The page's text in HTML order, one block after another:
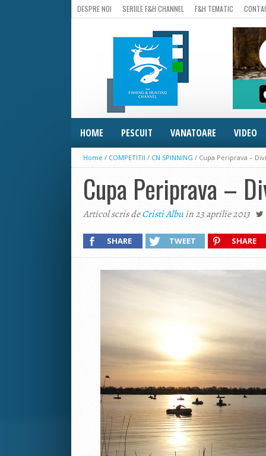
DESPRE NOI SERIILE F&H CHANNEL F&H TEMATIC
HOME PESCUIT VANATOARE VIDEO
Home / COMPETITII / CN SPINNING / Cupa Periprava –
Cupa Periprava –
Articol scris deCristi Albuin 23 aprilie 2013
SHARE TWEET SHARE